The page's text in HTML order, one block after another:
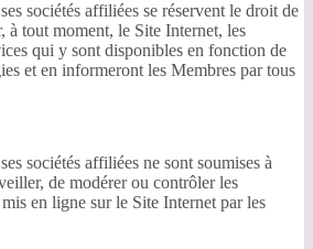
sociétés affiliées se réservent le droit de
à tout moment, le Site Internet, les
qui y sont disponibles en fonction de
et en informeront les Membres par tous
sociétés affiliées ne sont soumises à
de modérer ou contrôler les
en ligne sur le Site Internet par les